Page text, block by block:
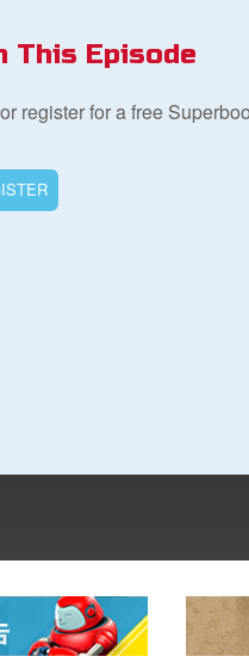
This Episode
register for a free